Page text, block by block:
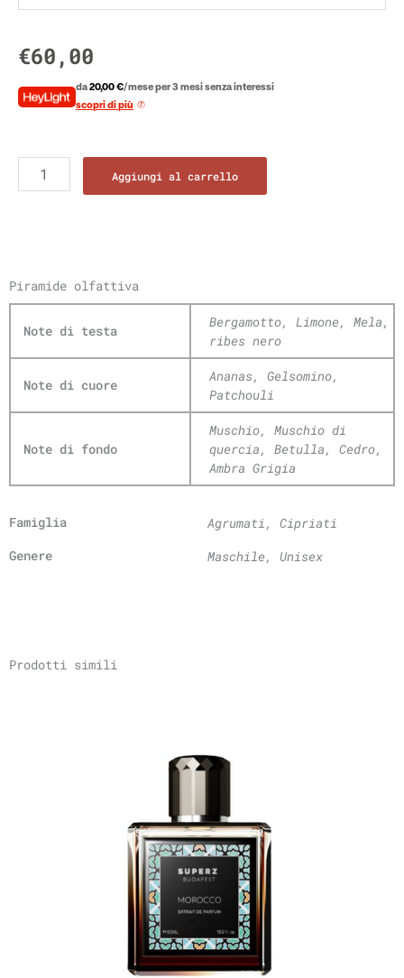
€60,00
da20,00 €/mese per 3 mesi senza interessi
scopri di più
Aggiungi al carrello
Piramide olfattiva
Note di testa
Bergamotto, Limone, Mela,
ribes nero
Note di cuore
Ananas, Gelsomino,
Patchouli
Note di fondo
Muschio, Muschio di
quercia, Betulla, Cedro,
Ambra Grigia
Famiglia
Agrumati, Cipriati
Genere
Maschile, Unisex
Prodotti simili